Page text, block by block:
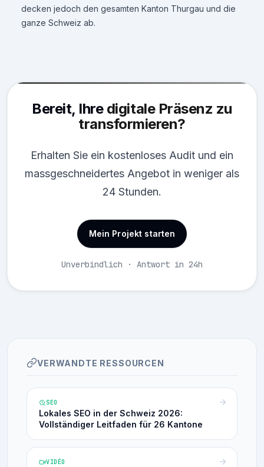
decken jedoch den gesamten Kanton Thurgau und die
ganze Schweiz ab.
Bereit, Ihre digitale Präsenz zu
transformieren?
Erhalten Sie ein kostenloses Audit und ein
massgeschneidertes Angebot in weniger als
24 Stunden.
Mein Projekt starten
Unverbindlich · Antwort in 24h
VERWANDTE RESSOURCEN
SEO
Lokales SEO in der Schweiz 2026:
Vollständiger Leitfaden für 26 Kantone
VIDÉO